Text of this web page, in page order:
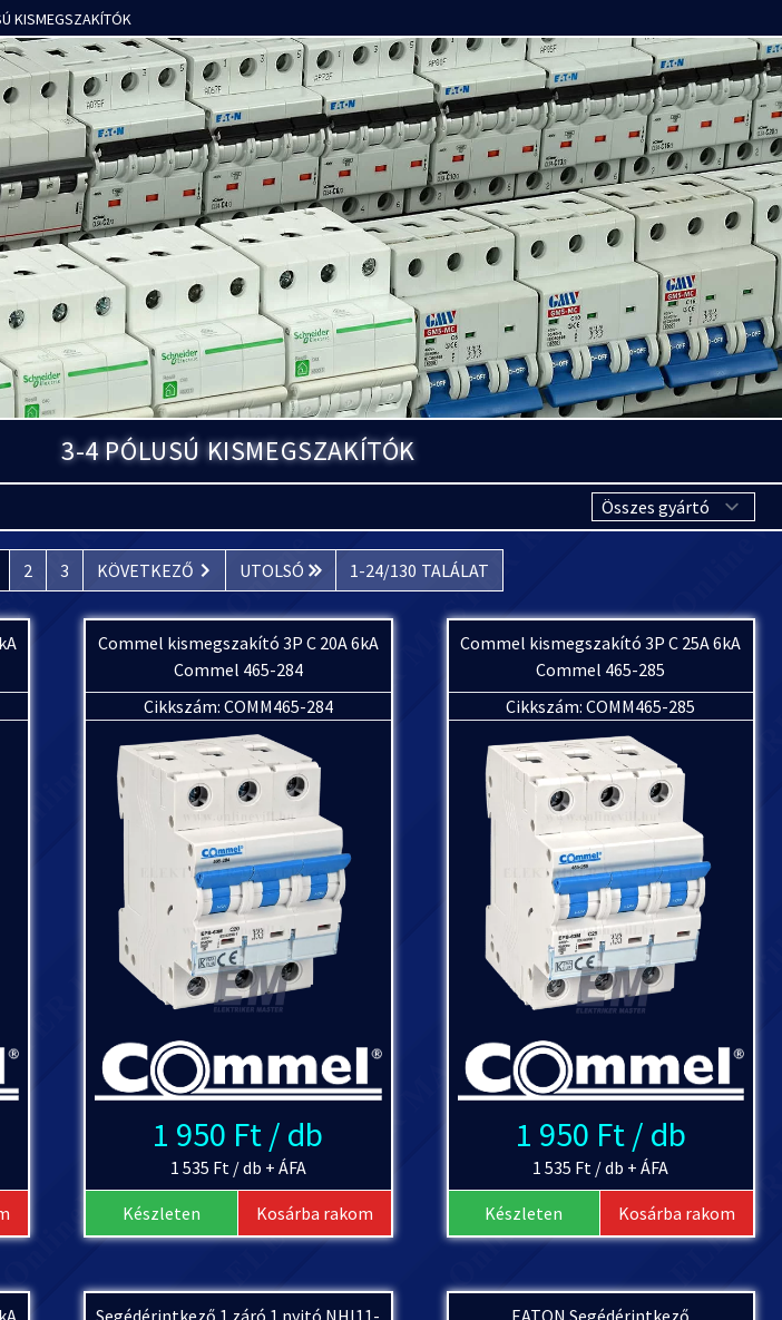
KISMEGSZAKÍTÓK
3-4 PÓLUSÚ KISMEGSZAKÍTÓK
2 3 KÖVETKEZŐ UTOLSÓ 1-24/130 TALÁLAT
Commel kismegszakító 3P C 20A 6kA
Commel 465-284
Cikkszám: COMM465-284
1 950 Ft / db
1 535 Ft / db + ÁFA
Készleten Kosárba rakom
Commel kismegszakító 3P C 25A 6kA
Commel 465-285
Cikkszám: COMM465-285
1 950 Ft / db
1 535 Ft / db + ÁFA
Készleten Kosárba rakom